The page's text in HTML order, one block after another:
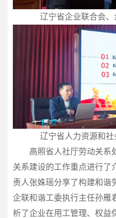
辽宁省企业联合会
辽宁省人力资源和
高照省人社厅劳动关系
关系建设的工作重点进行了
责人张姝瑶分享了构建和谐
企联和谐工委执行主任孙雁
析了企业在用工管理、权益